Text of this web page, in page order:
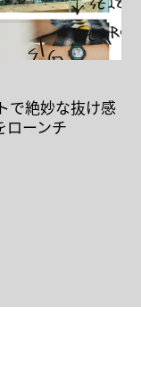
で絶妙な抜け感
ローンチ